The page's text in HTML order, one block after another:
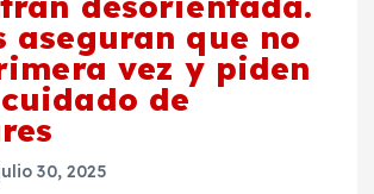
aseguran que no
vez y piden
de
30, 2025